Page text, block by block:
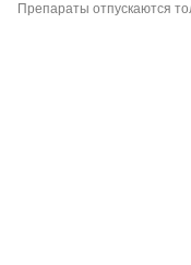
Препараты отпускаются